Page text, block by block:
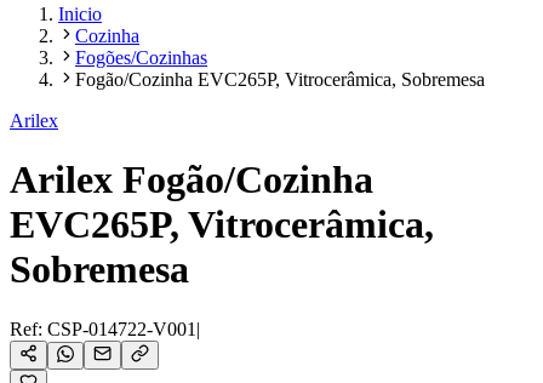
Inicio
Cozinha
Fogões/Cozinhas
Fogão/Cozinha EVC265P, Vitrocerâmica, Sobremesa
Arilex
Arilex Fogão/Cozinha
EVC265P, Vitrocerâmica,
Sobremesa
Ref: CSP-014722-V001 |